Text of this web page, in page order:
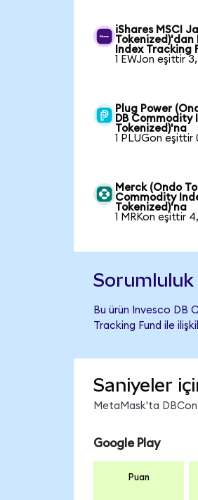
iShares MSCI
Tokenized)'dan
Index Tracking
1 EWJon eşittir
Plug Power
DB Commodity
Tokenized)'na
1 PLUGon eşittir
Merck (Ondo
Commodity
Tokenized)'na
1 MRKon eşittir
Sorumluluk
Bu ürün Invesco DB
Tracking Fund ile
Saniyeler
MetaMask'ta DBCon
Google Play
Puan